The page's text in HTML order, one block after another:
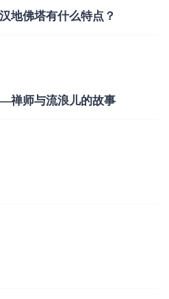
地佛塔有什么特点？
禅师与流浪儿的故事